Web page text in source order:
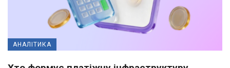
АНАЛІТИКА